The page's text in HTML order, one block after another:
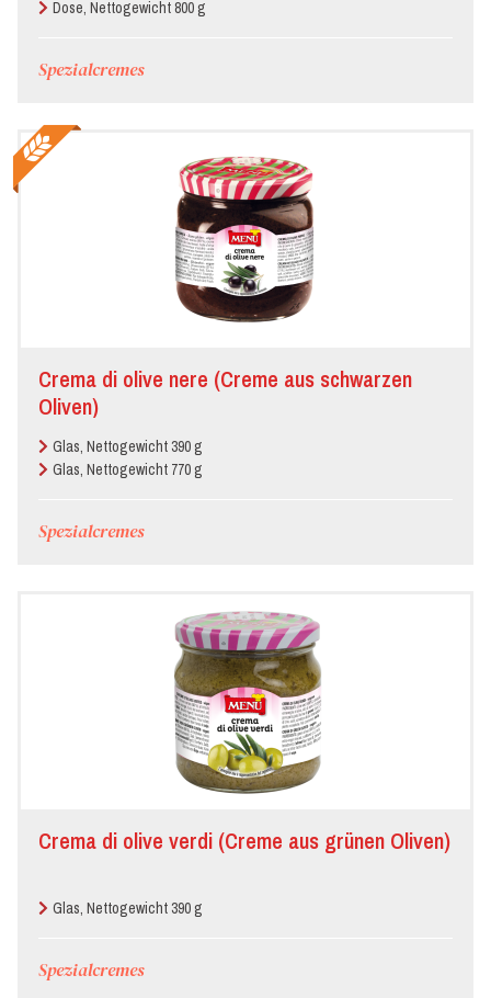
Dose, Nettogewicht 800 g
Spezialcremes
Crema di olive nere (Creme aus schwarzen
Oliven)
Glas, Nettogewicht 390 g
Glas, Nettogewicht 770 g
Spezialcremes
Crema di olive verdi (Creme aus grünen Oliven)
Glas, Nettogewicht 390 g
Spezialcremes